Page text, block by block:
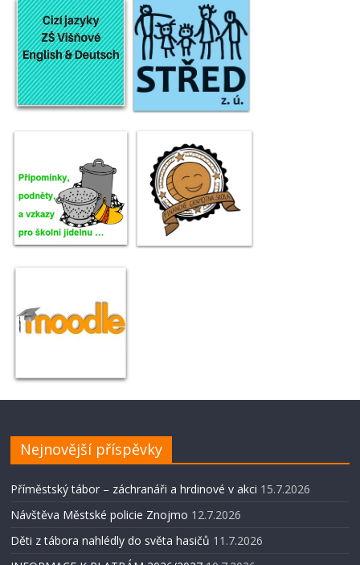
Nejnovější příspěvky
Příměstský tábor – záchranáři a hrdinové v akci 15.7.2026
Návštěva Městské policie Znojmo 12.7.2026
Děti z tábora nahlédly do světa hasičů 11.7.2026